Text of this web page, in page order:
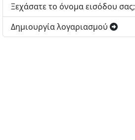
Ξεχάσατε το όνομα εισόδου σας;
Δημιουργία λογαριασμού